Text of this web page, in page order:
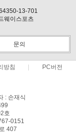
13-701
웨이스포츠
문의
방침 PC버전
: 손재식
호
0151
407